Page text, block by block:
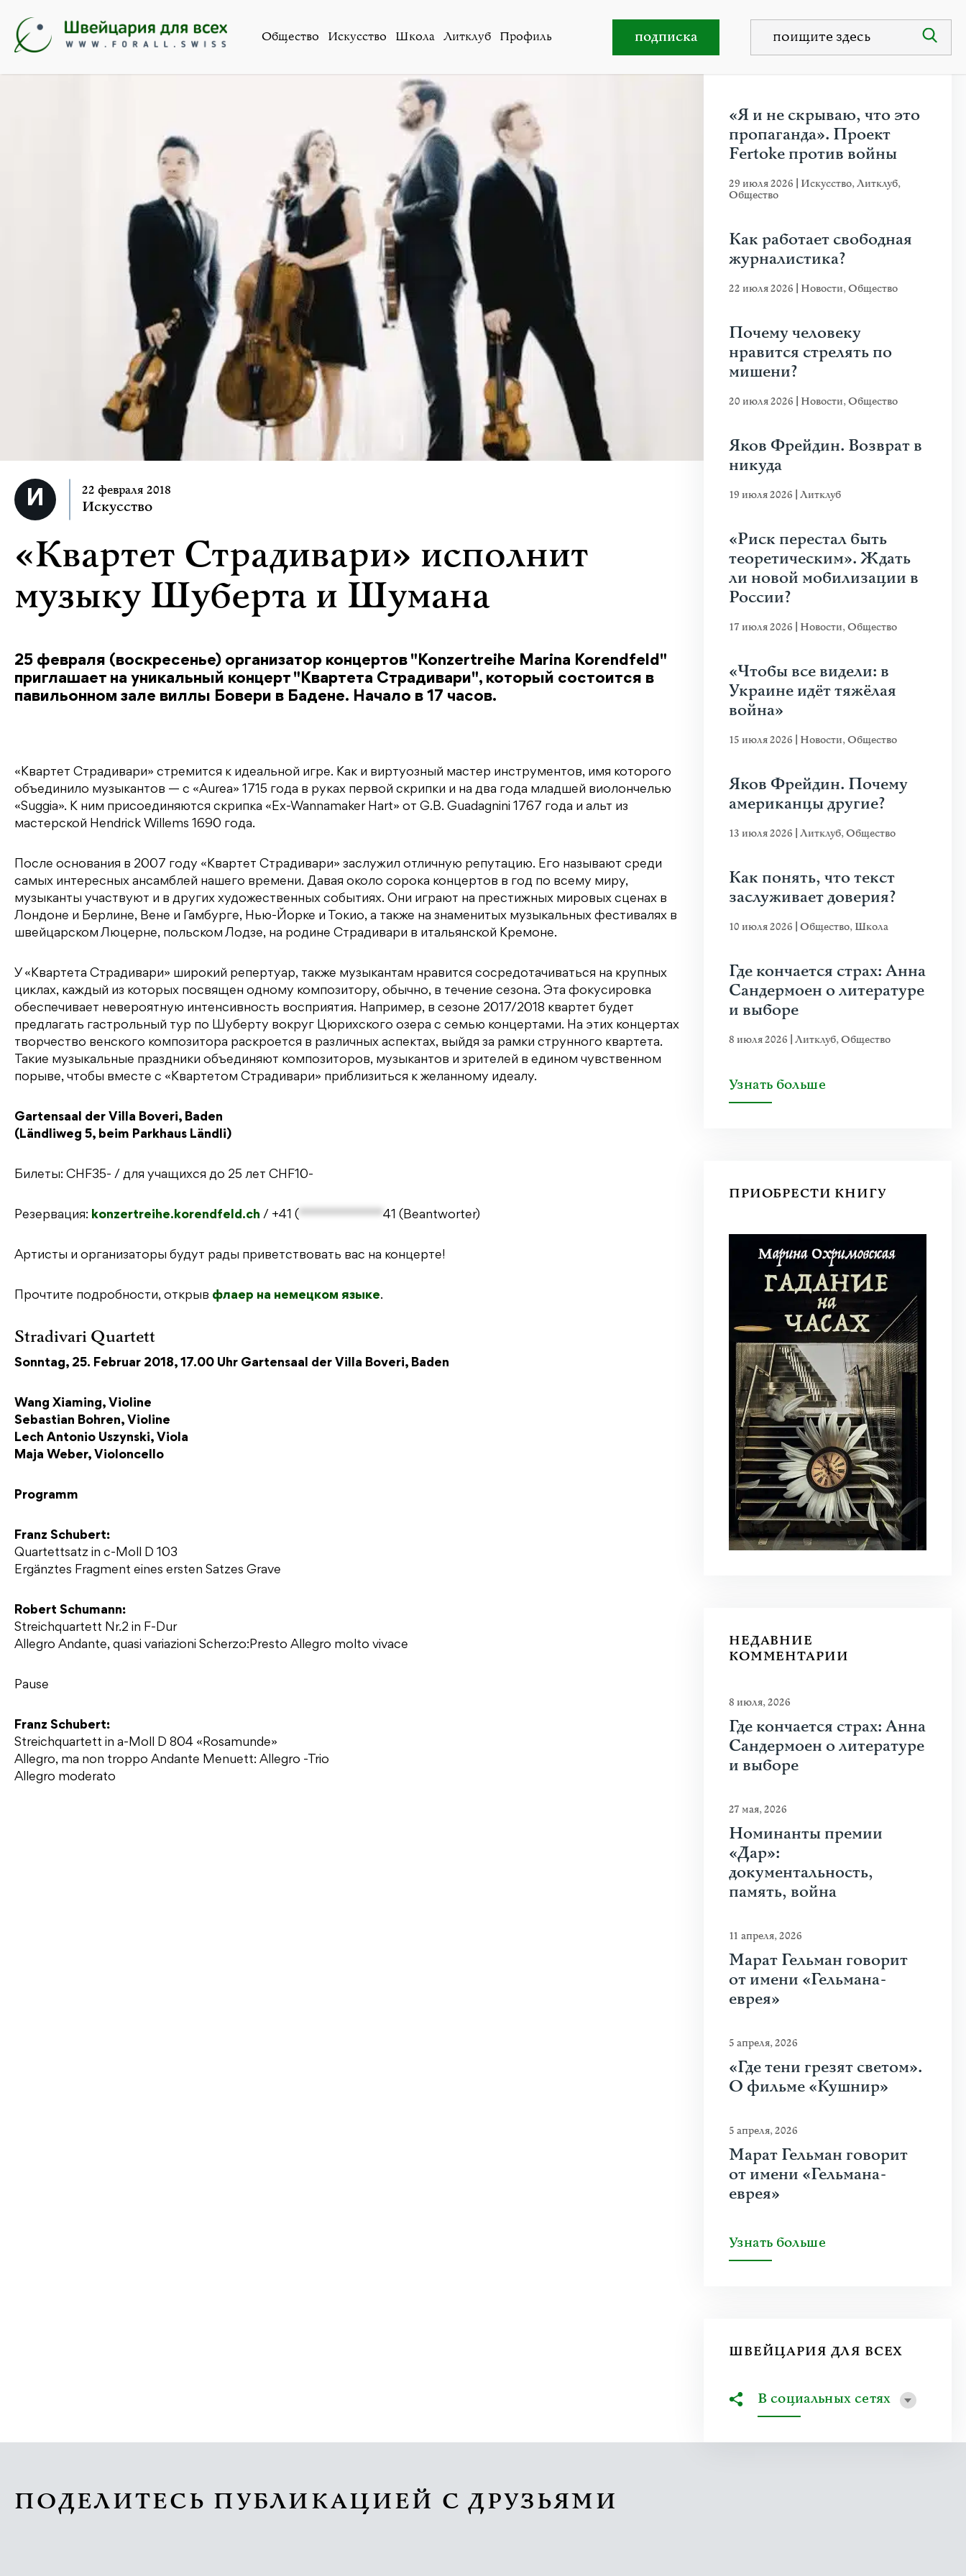
Общество Искусство Школа Литклуб Профиль подписка
«Квартет Страдивари» исполнит музыку Шуберта и Шумана
22 февраля 2018
Искусство
«Квартет Страдивари» исполнит
музыку Шуберта и Шумана
25 февраля (воскресенье) организатор концертов "Konzertreihe Marina Korendfeld"
приглашает на уникальный концерт "Квартета Страдивари", который состоится в
павильонном зале виллы Бовери в Бадене. Начало в 17 часов.
«Квартет Страдивари» стремится к идеальной игре. Как и виртуозный мастер инструментов, имя которого
объединило музыкантов — с «Aurea» 1715 года в руках первой скрипки и на два года младшей виолончелью
«Suggia». К ним присоединяются скрипка «Ex-Wannamaker Hart» от G.B. Guadagnini 1767 года и альт из
мастерской Hendrick Willems 1690 года.
После основания в 2007 году «Квартет Страдивари» заслужил отличную репутацию. Его называют среди
самых интересных ансамблей нашего времени. Давая около сорока концертов в год по всему миру,
музыканты участвуют и в других художественных событиях. Они играют на престижных мировых сценах в
Лондоне и Берлине, Вене и Гамбурге, Нью-Йорке и Токио, а также на знаменитых музыкальных фестивалях в
швейцарском Люцерне, польском Лодзе, на родине Страдивари в итальянской Кремоне.
У «Квартета Страдивари» широкий репертуар, также музыкантам нравится сосредотачиваться на крупных
циклах, каждый из которых посвящен одному композитору, обычно, в течение сезона. Эта фокусировка
обеспечивает невероятную интенсивность восприятия. Например, в сезоне 2017/2018 квартет будет
предлагать гастрольный тур по Шуберту вокруг Цюрихского озера с семью концертами. На этих концертах
творчество венского композитора раскроется в различных аспектах, выйдя за рамки струнного квартета.
Такие музыкальные праздники объединяют композиторов, музыкантов и зрителей в едином чувственном
порыве, чтобы вместе с «Квартетом Страдивари» приблизиться к желанному идеалу.
Gartensaal der Villa Boveri, Baden
(Ländliweg 5, beim Parkhaus Ländli)
Билеты: CHF35- / для учащихся до 25 лет CHF10-
Резервация: konzertreihe.korendfeld.ch / +41 ( *************41 (Beantworter)
Артисты и организаторы будут рады приветствовать вас на концерте!
Прочтите подробности, открыв флаер на немецком языке.
Stradivari Quartett
Sonntag, 25. Februar 2018, 17.00 Uhr Gartensaal der Villa Boveri, Baden
Wang Xiaming, Violine
Sebastian Bohren, Violine
Lech Antonio Uszynski, Viola
Maja Weber, Violoncello
Programm
Franz Schubert:
Quartettsatz in c-Moll D 103
Ergänztes Fragment eines ersten Satzes Grave
Robert Schumann:
Streichquartett Nr.2 in F-Dur
Allegro Andante, quasi variazioni Scherzo:Presto Allegro molto vivace
Pause
Franz Schubert:
Streichquartett in a-Moll D 804 «Rosamunde»
Allegro, ma non troppo Andante Menuett: Allegro -Trio
Allegro moderato
«Я и не скрываю, что это
пропаганда». Проект
Fertoke против войны
29 июля 2026 Искусство,Литклуб,
Общество
Как работает свободная
журналистика?
22 июля 2026 Новости,Общество
Почему человеку
нравится стрелять по
мишени?
20 июля 2026 Новости,Общество
Яков Фрейдин. Возврат в
никуда
19 июля 2026 Литклуб
«Риск перестал быть
теоретическим». Ждать
ли новой мобилизации в
России?
17 июля 2026 Новости,Общество
«Чтобы все видели: в
Украине идёт тяжёлая
война»
15 июля 2026 Новости,Общество
Яков Фрейдин. Почему
американцы другие?
13 июля 2026 Литклуб,Общество
Как понять, что текст
заслуживает доверия?
10 июля 2026 Общество, Школа
Где кончается страх: Анна
Сандермоен о литературе
и выборе
8 июля 2026 Литклуб,Общество
Узнать больше
ПРИОБРЕСТИ КНИГУ
НЕДАВНИЕ
КОММЕНТАРИИ
8 июля, 2026
Где кончается страх: Анна
Сандермоен о литературе
и выборе
27 мая, 2026
Номинанты премии
«Дар»:
документальность,
память, война
11 апреля, 2026
Марат Гельман говорит
от имени «Гельмана-
еврея»
5 апреля, 2026
«Где тени грезят светом».
О фильме «Кушнир»
5 апреля, 2026
Марат Гельман говорит
от имени «Гельмана-
еврея»
Узнать больше
ШВЕЙЦАРИЯ ДЛЯ ВСЕХ
В социальных сетях
ПОДЕЛИТЕСЬ ПУБЛИКАЦИЕЙ С ДРУЗЬЯМИ